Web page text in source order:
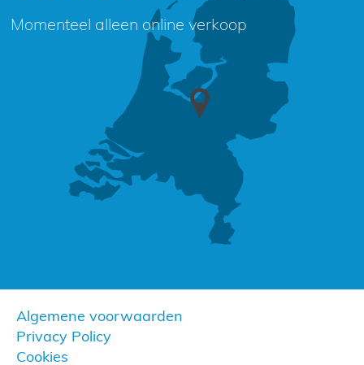
Momenteel alleen online verkoop
Algemene voorwaarden
Privacy Policy
Cookies